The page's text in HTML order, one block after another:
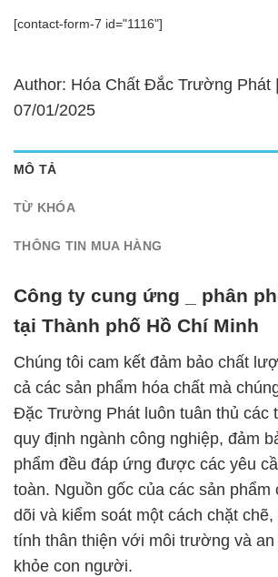
[contact-form-7 id="1116"]
Author: Hóa Chất Đắc Trường Phát
07/01/2025
MÔ TẢ
TỪ KHÓA
THÔNG TIN MUA HÀNG
Công ty cung ứng _ phân
tại Thành phố Hồ Chí Minh
Chúng tôi cam kết đảm bảo chất
cả các sản phẩm hóa chất mà
Đặc Trường Phát luôn tuân thủ các
quy định ngành công nghiệp, đảm
phẩm đều đáp ứng được các yêu
toàn. Nguồn gốc của các sản
dõi và kiểm soát một cách chặt
tính thân thiện với môi trường và
khỏe con người.